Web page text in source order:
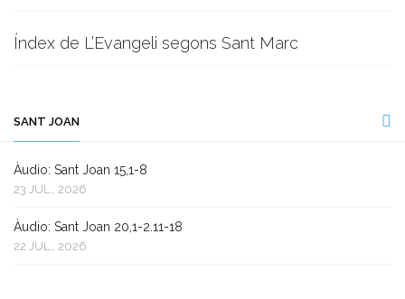
Índex de L’Evangeli segons Sant Marc
SANT JOAN
Àudio: Sant Joan 15,1-8
23 JUL., 2026
Àudio: Sant Joan 20,1-2.11-18
22 JUL., 2026